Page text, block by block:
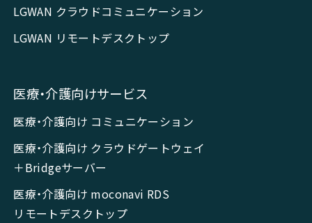
LGWAN クラウドコミュニケーション
LGWAN リモートデスクトップ
医療・介護向けサービス
医療・介護向け コミュニケーション
医療・介護向け クラウドゲートウェイ
＋Bridgeサーバー
医療・介護向け moconavi RDS
リモートデスクトップ